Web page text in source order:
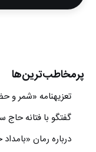
پرمخاطب‌ترین‌ها
تعزیه‎نامه‏ «شمر و حضرت عباس» اثر «میر عزا کاشانی»
گفتگو با فتانه
درباره رمان «بامداد